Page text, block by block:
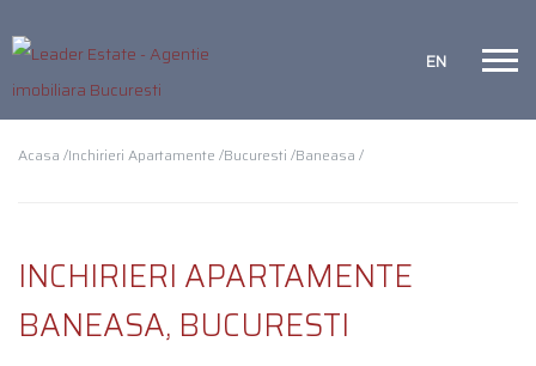
EN
Acasa /Inchirieri Apartamente /Bucuresti /Baneasa /
INCHIRIERI APARTAMENTE
BANEASA, BUCURESTI